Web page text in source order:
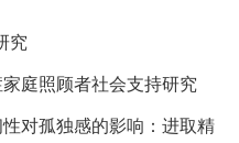
究
庭照顾者社会支持研究
对孤独感的影响：进取精